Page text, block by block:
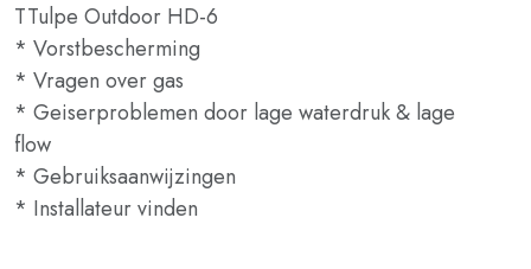
TTulpe Outdoor HD-6
* Vorstbescherming
* Vragen over gas
* Geiserproblemen door lage waterdruk & lage
flow
* Gebruiksaanwijzingen
* Installateur vinden